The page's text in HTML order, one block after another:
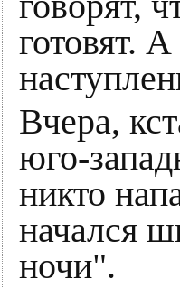
готовят.
Вчера,
юго-
никто
начался
ночи".